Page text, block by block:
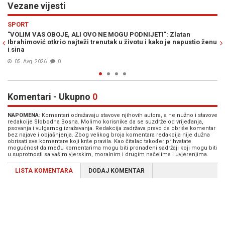
Vezane vijesti
PODNIJETI": Zlatan
i kako je napustio ženu
IBRAHIMOVIĆ SE OBRATIO PAREDESU
bio tamo, udario bih ga glavom"
Komentari - Ukupno 0
NAPOMENA: Komentari odražavaju stavove njihovih autora, a ne nužno i stavove
redakcije Slobodna Bosna. Molimo korisnike da se suzdrže od vrijeđanja,
psovanja i vulgarnog izražavanja. Redakcija zadržava pravo da obriše komentar
bez najave i objašnjenja. Zbog velikog broja komentara redakcija nije dužna
obrisati sve komentare koji krše pravila. Kao čitalac također prihvatate
mogućnost da među komentarima mogu biti pronađeni sadržaji koji mogu biti
u suprotnosti sa vašim vjerskim, moralnim i drugim načelima i uvjerenjima.
LISTA KOMENTARA DODAJ KOMENTAR